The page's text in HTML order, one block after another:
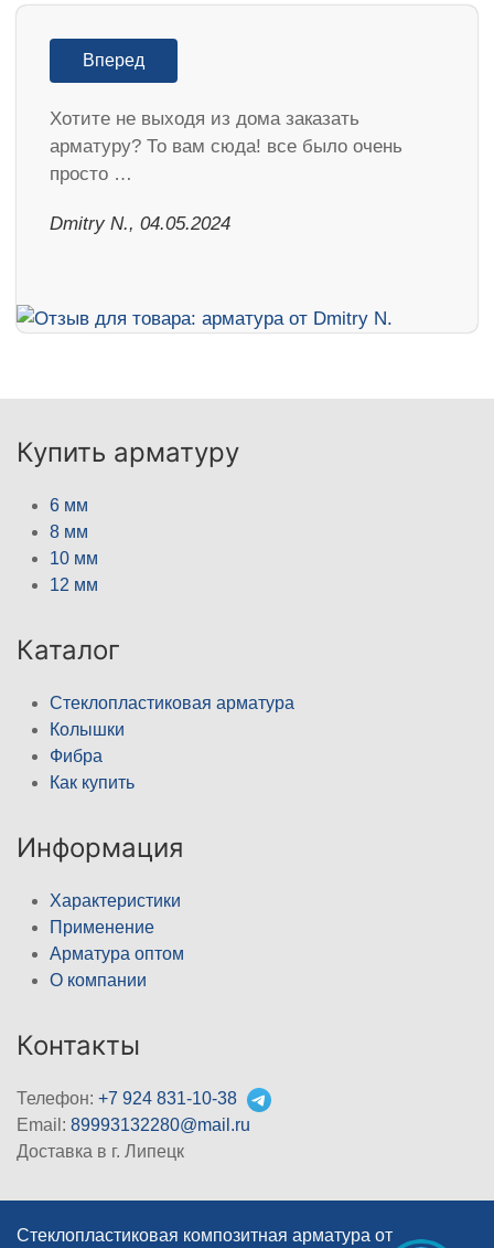
Вперед
Хотите не выходя из дома заказать
арматуру? То вам сюда! все было очень
просто …
​Dmitry N., 04.05.2024
Купить арматуру
6 мм
8 мм
10 мм
12 мм
Каталог
Стеклопластиковая арматура
Колышки
Фибра
Как купить
Информация
Характеристики
Применение
Арматура оптом
О компании
Контакты
Телефон: +7 924 831-10-38
Email: 89993132280@mail.ru
Доставка в г. Липецк
Стеклопластиковая композитная арматура от